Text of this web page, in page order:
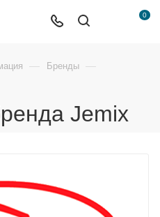
0
— Бренды —
Jemix